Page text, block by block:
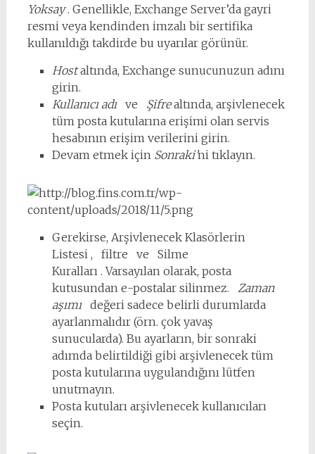
Yoksay. Genellikle, Exchange Server’da gayri
resmi veya kendinden imzalı bir sertifika
kullanıldığı takdirde bu uyarılar görünür.
Hostaltında, Exchange sunucunuzun adını
girin.
Kullanıcı adıve Şifrealtında, arşivlenecek
tüm posta kutularına erişimi olan servis
hesabının erişim verilerini girin.
Devam etmek için Sonraki’ni tıklayın.
Gerekirse, Arşivlenecek Klasörlerin
Listesi , filtre ve Silme
Kuralları . Varsayılan olarak, posta
kutusundan e-postalar silinmez. Zaman
aşımıdeğeri sadece belirli durumlarda
ayarlanmalıdır (örn. çok yavaş
sunucularda). Bu ayarların, bir sonraki
adımda belirtildiği gibi arşivlenecek tüm
posta kutularına uygulandığını lütfen
unutmayın.
Posta kutuları arşivlenecek kullanıcıları
seçin.